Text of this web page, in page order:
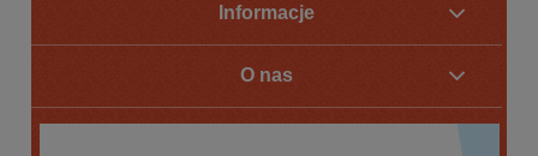
Informacje
O nas